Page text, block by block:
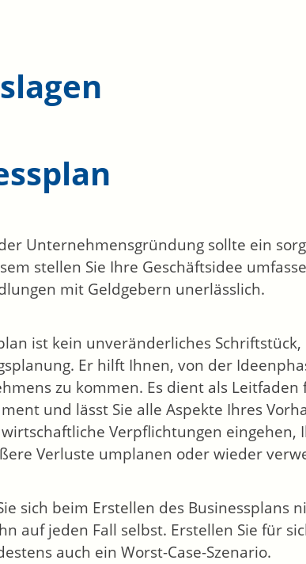
Unternehmensgründung sollte ein
stellen Sie Ihre Geschäftsidee
mit Geldgebern unerlässlich.
ist kein unveränderliches
Er hilft Ihnen, von der
zu kommen. Es dient als
und lässt Sie alle Aspekte Ihres
wirtschaftliche Verpflichtungen
Verluste umplanen oder wieder
sich beim Erstellen des Businessplans
auf jeden Fall selbst. Erstellen Sie für
auch ein Worst-Case-Szenario.